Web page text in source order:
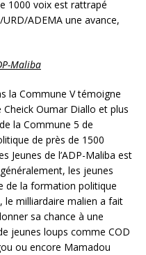
1000 voix est rattrapé
ADEMA une avance,
Maliba
la Commune V témoigne
Oumar Diallo et plus
la Commune 5 de
de près de 1500
Jeunes de l’ADP-Maliba est
les jeunes
de la formation politique
le milliardaire malien a fait
sa chance à une
jeunes loups comme COD
ou encore Mamadou